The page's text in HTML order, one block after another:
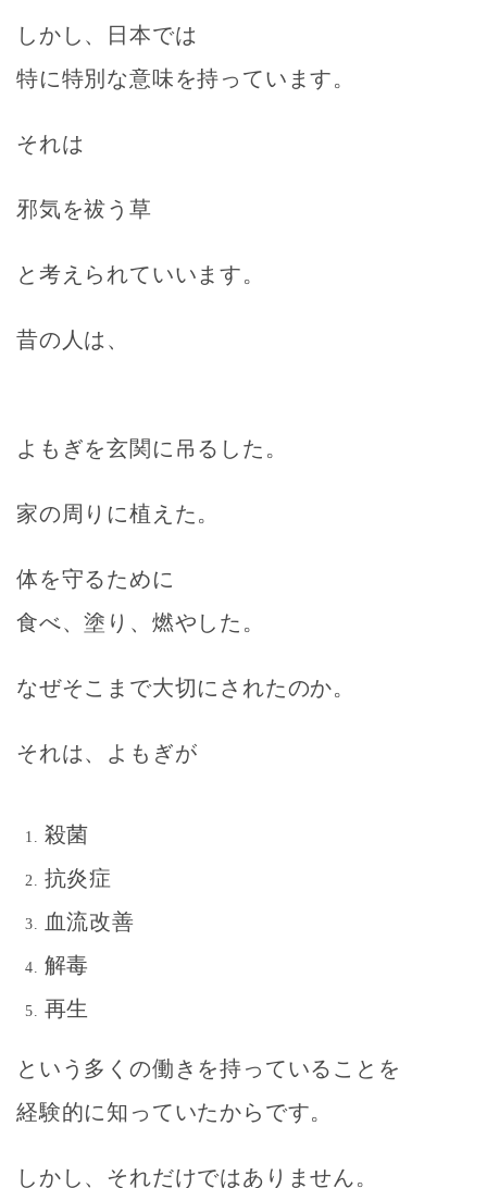
しかし、日本では
特に特別な意味を持っています。
それは
邪気を祓う草
と考えられていいます。
昔の人は、
よもぎを玄関に吊るした。
家の周りに植えた。
体を守るために
食べ、塗り、燃やした。
なぜそこまで大切にされたのか。
それは、よもぎが
殺菌
抗炎症
血流改善
解毒
再生
という多くの働きを持っていることを
経験的に知っていたからです。
しかし、それだけではありません。